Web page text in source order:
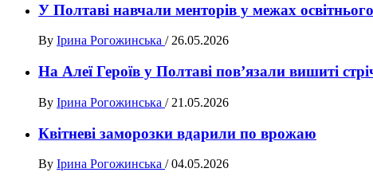
У Полтаві навчали менторів у межах
By Ірина Рогожинська / 26.05.2026
На Алеї Героїв у Полтаві пов’язали вишиті
By Ірина Рогожинська / 21.05.2026
Квітневі заморозки вдарили по врожаю
By Ірина Рогожинська / 04.05.2026